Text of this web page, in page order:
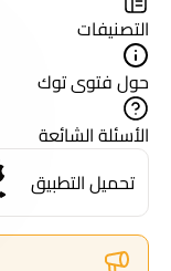
التصنيفات
حول فتوى توك
الأسئلة الشائعة
تحميل التطبيق